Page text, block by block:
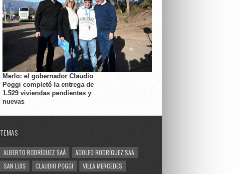
Merlo: el gobernador Claudio
Poggi completó la entrega de
1.529 viviendas pendientes y
nuevas
TEMAS
ALBERTO RODRÍGUEZ SAÁ
ADOLFO RODRÍGUEZ SAÁ
SAN LUIS
CLAUDIO POGGI
VILLA MERCEDES